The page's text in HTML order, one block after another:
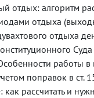
отдых: алгоритм
отдыха
отдыха
работы
поправок в ст.
рассчитать и